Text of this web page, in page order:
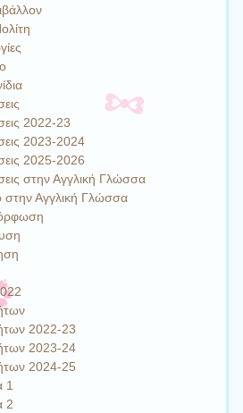
2022-23
2023-2024
2025-2026
στην Αγγλική Γλώσσα
στην Αγγλική Γλώσσα
2022-23
2023-24
2024-25
1
2